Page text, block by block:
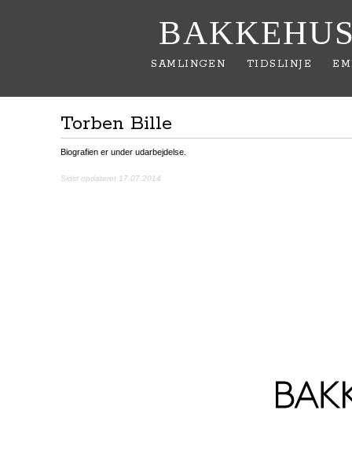
SAMLINGEN TIDSLINJE
Torben Bille
Biografien er under udarbejdelse.
Sidst opdateret 17.07.2014